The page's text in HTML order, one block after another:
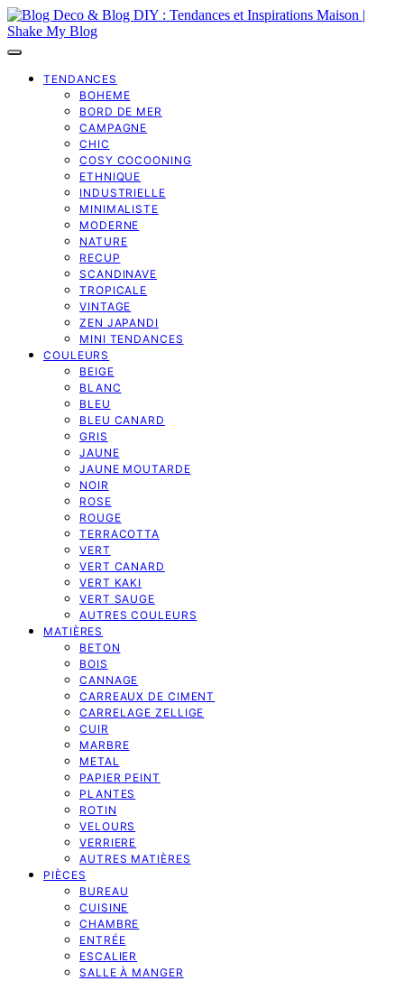
TENDANCES
BOHEME
BORD DE MER
CAMPAGNE
CHIC
COSY COCOONING
ETHNIQUE
INDUSTRIELLE
MINIMALISTE
MODERNE
NATURE
RECUP
SCANDINAVE
TROPICALE
VINTAGE
ZEN JAPANDI
MINI TENDANCES
COULEURS
BEIGE
BLANC
BLEU
BLEU CANARD
GRIS
JAUNE
JAUNE MOUTARDE
NOIR
ROSE
ROUGE
TERRACOTTA
VERT
VERT CANARD
VERT KAKI
VERT SAUGE
AUTRES COULEURS
MATIÈRES
BETON
BOIS
CANNAGE
CARREAUX DE CIMENT
CARRELAGE ZELLIGE
CUIR
MARBRE
METAL
PAPIER PEINT
PLANTES
ROTIN
VELOURS
VERRIERE
AUTRES MATIÈRES
PIÈCES
BUREAU
CUISINE
CHAMBRE
ENTRÉE
ESCALIER
SALLE À MANGER